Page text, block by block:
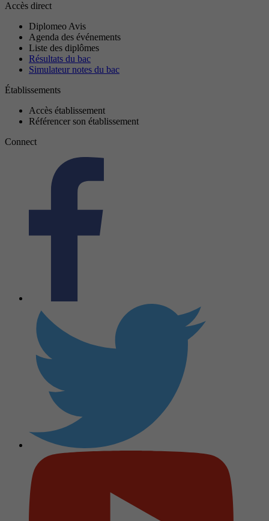
Accès direct
Diplomeo Avis
Agenda des événements
Liste des diplômes
Résultats du bac
Simulateur notes du bac
Établissements
Accès établissement
Référencer son établissement
Connect